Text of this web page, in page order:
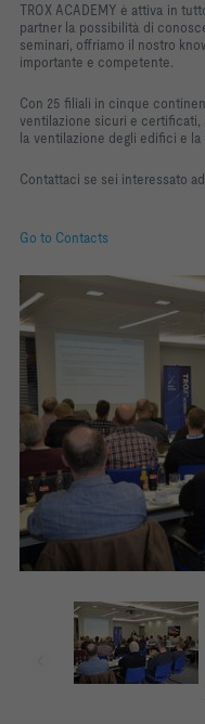
TROX ACADEMY è attiva in
partner la possibilità di
seminari, offriamo il nostro
importante e competente.
Con 25 filiali in cinque
ventilazione sicuri e
la ventilazione degli edifici e
Contattaci se sei interessato
Go to Contacts